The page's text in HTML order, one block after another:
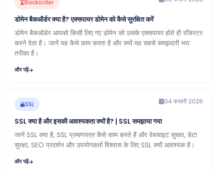
Backorder
डोमेन बैकऑर्डर क्या है? एक्सपायर डोमेन को कैसे सुरक्षित करें
डोमेन बैकऑर्डर आपको किसी लिए गए डोमेन को उसके एक्सपायर होते ही रजिस्टर
करने देता है। जानें यह कैसे काम करता है और क्यों यह सबसे समझदारी भरा
तरीका है।
और पढ़ें
SSL 04 फरवरी 2026
SSL क्या है और इसकी आवश्यकता क्यों है? | SSL समझाया गया
जानें SSL क्या है, SSL प्रमाणपत्र कैसे काम करते हैं और वेबसाइट सुरक्षा, डेटा
सुरक्षा, SEO प्रदर्शन और उपयोगकर्ता विश्वास के लिए SSL क्यों आवश्यक है।
और पढ़ें